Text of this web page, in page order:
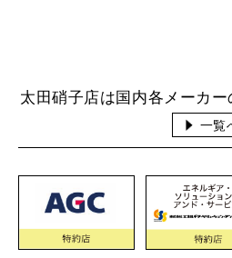
太田硝子店は国内各メーカ
一覧